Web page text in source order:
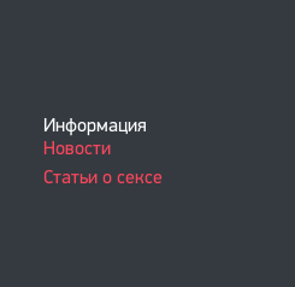
Информация
Новости
Статьи о сексе